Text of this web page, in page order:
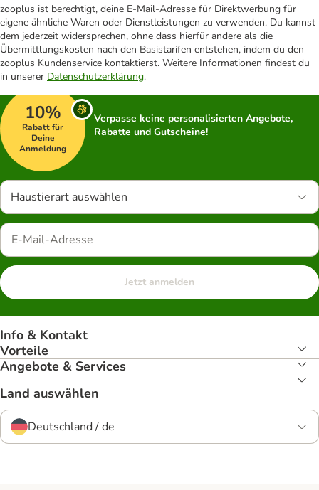
zooplus ist berechtigt, deine E-Mail-Adresse für Direktwerbung für
eigene ähnliche Waren oder Dienstleistungen zu verwenden. Du kannst
dem jederzeit widersprechen, ohne dass hierfür andere als die
Übermittlungskosten nach den Basistarifen entstehen, indem du den
zooplus Kundenservice kontaktierst. Weitere Informationen findest du
in unserer Datenschutzerklärung.
10%
Rabatt für
Deine
Anmeldung
Verpasse keine personalisierten Angebote,
Rabatte und Gutscheine!
Haustierart auswählen
Jetzt anmelden
Info & Kontakt
Vorteile
Angebote & Services
Land auswählen
Deutschland / de